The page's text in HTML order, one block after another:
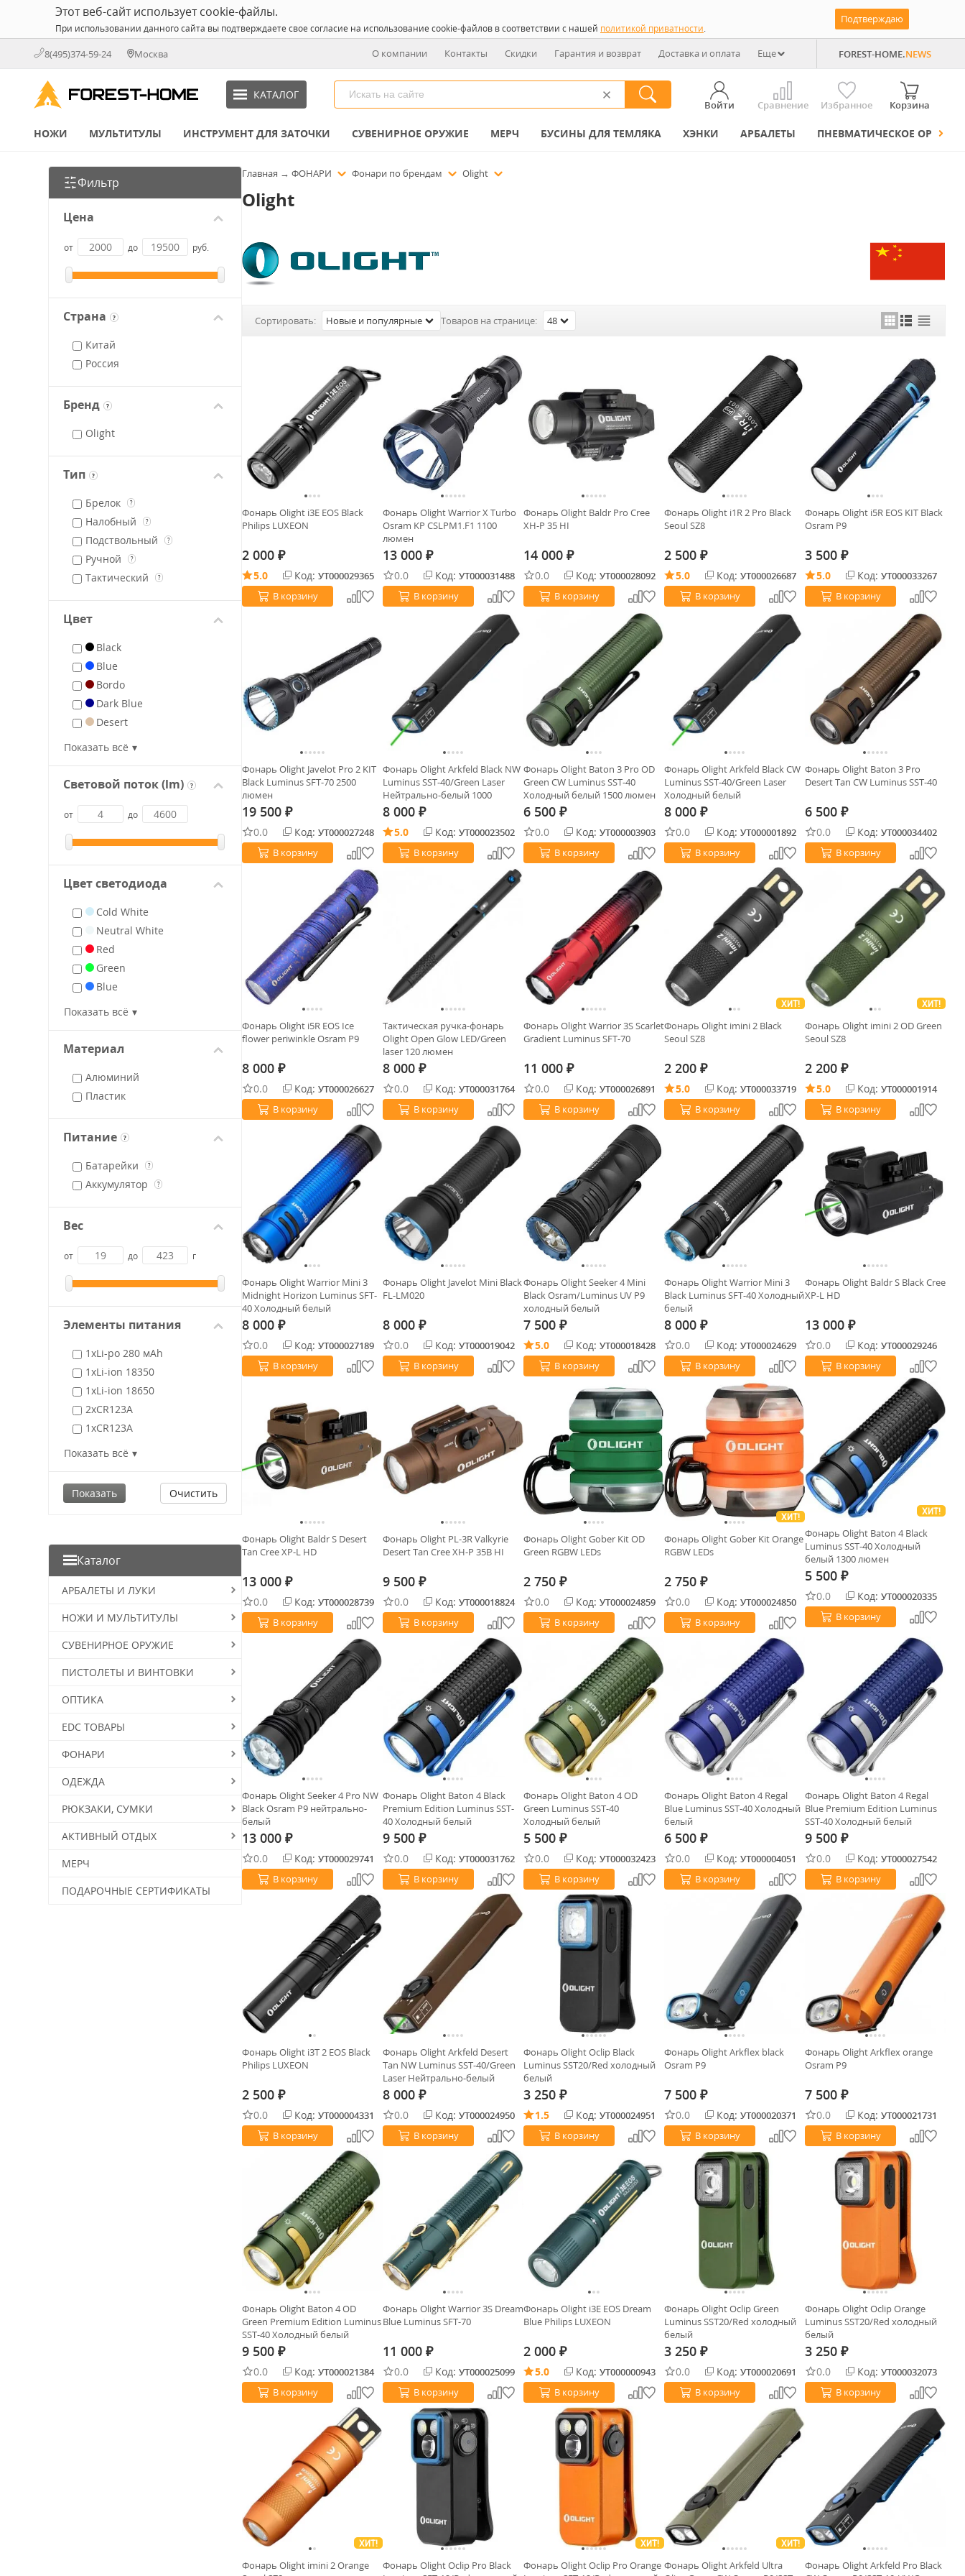
Этот веб-сайт использует cookie-файлы.
При использовании данного сайта вы подтверждаете свое согласие на использование cookie-файлов в соответствии с нашей политикой приватности.
Подтверждаю
8(495)374-59-24 Москва О компании Контакты Скидки Гарантия и возврат Доставка и оплата Еще FOREST-HOME.NEWS
КАТАЛОГ
Войти Сравнение Избранное Корзина
НОЖИ МУЛЬТИТУЛЫ ИНСТРУМЕНТ ДЛЯ ЗАТОЧКИ СУВЕНИРНОЕ ОРУЖИЕ МЕРЧ БУСИНЫ ДЛЯ ТЕМЛЯКА ХЭНКИ АРБАЛЕТЫ ПНЕВМАТИЧЕСКОЕ ОРУЖИЕ
Фильтр
Цена
от до руб.
Страна ?
Китай
Россия
Бренд ?
Olight
Тип ?
Брелок ?
Налобный ?
Подствольный ?
Ручной ?
Тактический ?
Цвет
Black
Blue
Bordo
Dark Blue
Desert
Green
Grey
Orange
Red
Red-Black
Tan
White
Light Blue
Показать всё
Световой поток (lm) ?
от до
Цвет светодиода
Cold White
Neutral White
Red
Green
Blue
Показать всё
Материал
Алюминий
Пластик
Питание ?
Батарейки ?
Аккумулятор ?
Вес
от до г
Элементы питания
1хLi-po 280 мАh
1xLi-ion 18350
1xLi-ion 18650
2xCR123A
1хCR123A
1xLi-ion 18500
1хLi-ion 3,7В
1хAA Lithium-Fe
1хNI-MH АА 1,2 В
1хAAA Alkaline
1xAAA NI-MH 1,2V
3200 mAh
1xOlight ORB-16C06-6С
1хLi-ion 10180 3,7 В
2040 мАч
1хLi-po 900 мАh
1xLi-ion 240 мАh
1xLithium 1,5V
1хLi-po 1500 мАh
1хLi-ion 130 мАh
Показать всё
Очистить
Каталог
АРБАЛЕТЫ И ЛУКИ
НОЖИ И МУЛЬТИТУЛЫ
СУВЕНИРНОЕ ОРУЖИЕ
ПИСТОЛЕТЫ И ВИНТОВКИ
ОПТИКА
EDC ТОВАРЫ
ФОНАРИ
ОДЕЖДА
РЮКЗАКИ, СУМКИ
АКТИВНЫЙ ОТДЫХ
МЕРЧ
ПОДАРОЧНЫЕ СЕРТИФИКАТЫ
Главная → ФОНАРИ Фонари по брендам Olight
Olight
Сортировать: Новые и популярные Товаров на странице: 48
Фонарь Olight i3E EOS Black
Philips LUXEON
2 000 ₽
5.0 Код: УТ000029365
В корзину
Фонарь Olight Warrior X Turbo
Osram KP CSLPM1.F1 1100
люмен
13 000 ₽
0.0 Код: УТ000031488
В корзину
Фонарь Olight Baldr Pro Cree
XH-P 35 HI
14 000 ₽
0.0 Код: УТ000028092
В корзину
Фонарь Olight i1R 2 Pro Black
Seoul SZ8
2 500 ₽
5.0 Код: УТ000026687
В корзину
Фонарь Olight i5R EOS KIT Black
Osram P9
3 500 ₽
5.0 Код: УТ000033267
В корзину
Фонарь Olight Javelot Pro 2 KIT
Black Luminus SFT-70 2500
люмен
19 500 ₽
0.0 Код: УТ000027248
В корзину
Фонарь Olight Arkfeld Black NW
Luminus SST-40/Green Laser
Нейтрально-белый 1000
люмен
8 000 ₽
5.0 Код: УТ000023502
В корзину
Фонарь Olight Baton 3 Pro OD
Green CW Luminus SST-40
Холодный белый 1500 люмен
6 500 ₽
0.0 Код: УТ000003903
В корзину
Фонарь Olight Arkfeld Black CW
Luminus SST-40/Green Laser
Холодный белый
8 000 ₽
0.0 Код: УТ000001892
В корзину
Фонарь Olight Baton 3 Pro
Desert Tan CW Luminus SST-40
6 500 ₽
0.0 Код: УТ000034402
В корзину
Фонарь Olight i5R EOS Ice
flower periwinkle Osram P9
8 000 ₽
0.0 Код: УТ000026627
В корзину
Тактическая ручка-фонарь
Olight Open Glow LED/Green
laser 120 люмен
8 000 ₽
0.0 Код: УТ000031764
В корзину
Фонарь Olight Warrior 3S Scarlet
Gradient Luminus SFT-70
11 000 ₽
0.0 Код: УТ000026891
В корзину
ХИТ!
Фонарь Olight imini 2 Black
Seoul SZ8
2 200 ₽
5.0 Код: УТ000033719
В корзину
ХИТ!
Фонарь Olight imini 2 OD Green
Seoul SZ8
2 200 ₽
5.0 Код: УТ000001914
В корзину
Фонарь Olight Warrior Mini 3
Midnight Horizon Luminus SFT-
40 Холодный белый
8 000 ₽
0.0 Код: УТ000027189
В корзину
Фонарь Olight Javelot Mini Black
FL-LM020
8 000 ₽
0.0 Код: УТ000019042
В корзину
Фонарь Olight Seeker 4 Mini
Black Osram/Luminus UV P9
холодный белый
7 500 ₽
5.0 Код: УТ000018428
В корзину
Фонарь Olight Warrior Mini 3
Black Luminus SFT-40 Холодный
белый
8 000 ₽
0.0 Код: УТ000024629
В корзину
Фонарь Olight Baldr S Black Cree
XP-L HD
13 000 ₽
0.0 Код: УТ000029246
В корзину
Фонарь Olight Baldr S Desert
Tan Cree XP-L HD
13 000 ₽
0.0 Код: УТ000028739
В корзину
Фонарь Olight PL-3R Valkyrie
Desert Tan Cree XH-P 35B HI
9 500 ₽
0.0 Код: УТ000018824
В корзину
Фонарь Olight Gober Kit OD
Green RGBW LEDs
2 750 ₽
0.0 Код: УТ000024859
В корзину
ХИТ!
Фонарь Olight Gober Kit Orange
RGBW LEDs
2 750 ₽
0.0 Код: УТ000024850
В корзину
ХИТ!
Фонарь Olight Baton 4 Black
Luminus SST-40 Холодный
белый 1300 люмен
5 500 ₽
0.0 Код: УТ000020335
В корзину
Фонарь Olight Seeker 4 Pro NW
Black Osram P9 нейтрально-
белый
13 000 ₽
0.0 Код: УТ000029741
В корзину
Фонарь Olight Baton 4 Black
Premium Edition Luminus SST-
40 Холодный белый
9 500 ₽
0.0 Код: УТ000031762
В корзину
Фонарь Olight Baton 4 OD
Green Luminus SST-40
Холодный белый
5 500 ₽
0.0 Код: УТ000032423
В корзину
Фонарь Olight Baton 4 Regal
Blue Luminus SST-40 Холодный
белый
6 500 ₽
0.0 Код: УТ000004051
В корзину
Фонарь Olight Baton 4 Regal
Blue Premium Edition Luminus
SST-40 Холодный белый
9 500 ₽
0.0 Код: УТ000027542
В корзину
Фонарь Olight i3T 2 EOS Black
Philips LUXEON
2 500 ₽
0.0 Код: УТ000004331
В корзину
Фонарь Olight Arkfeld Desert
Tan NW Luminus SST-40/Green
Laser Нейтрально-белый
8 000 ₽
0.0 Код: УТ000024950
В корзину
Фонарь Olight Oclip Black
Luminus SST20/Red холодный
белый
3 250 ₽
1.5 Код: УТ000024951
В корзину
Фонарь Olight Arkflex black
Osram P9
7 500 ₽
0.0 Код: УТ000020371
В корзину
Фонарь Olight Arkflex orange
Osram P9
7 500 ₽
0.0 Код: УТ000021731
В корзину
Фонарь Olight Baton 4 OD
Green Premium Edition Luminus
SST-40 Холодный белый
9 500 ₽
0.0 Код: УТ000021384
В корзину
Фонарь Olight Warrior 3S Dream
Blue Luminus SFT-70
11 000 ₽
0.0 Код: УТ000025099
В корзину
Фонарь Olight i3E EOS Dream
Blue Philips LUXEON
2 000 ₽
5.0 Код: УТ000000943
В корзину
Фонарь Olight Oclip Green
Luminus SST20/Red холодный
белый
3 250 ₽
0.0 Код: УТ000020691
В корзину
Фонарь Olight Oclip Orange
Luminus SST20/Red холодный
белый
3 250 ₽
0.0 Код: УТ000032073
В корзину
ХИТ!
Фонарь Olight imini 2 Orange
Фонарь Olight Oclip Pro Black
ХИТ!
Фонарь Olight Oclip Pro Orange
ХИТ!
Фонарь Olight Arkfeld Ultra
Фонарь Olight Arkfeld Pro Black